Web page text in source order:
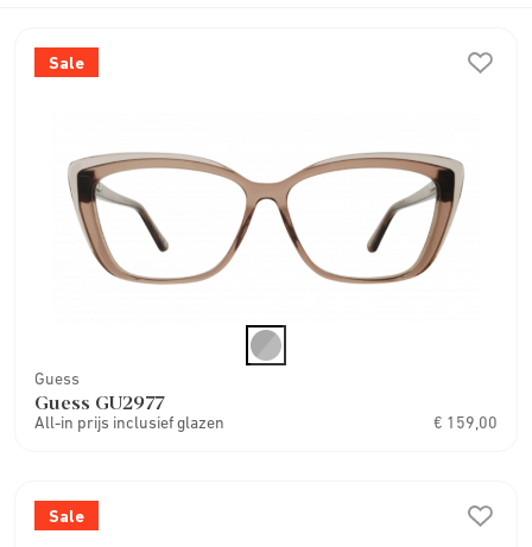
Sale
Guess
Guess GU2977
All-in prijs inclusief glazen € 159,00
Sale